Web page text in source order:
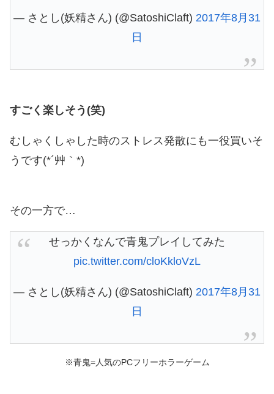
— さとし(妖精さん) (@SatoshiClaft) 2017年8月31
日
すごく楽しそう(笑)
むしゃくしゃした時のストレス発散にも一役買いそ
うです(*´艸｀*)
その一方で…
せっかくなんで青鬼プレイしてみた
pic.twitter.com/cloKkloVzL
— さとし(妖精さん) (@SatoshiClaft) 2017年8月31
日
※青鬼=人気のPCフリーホラーゲーム